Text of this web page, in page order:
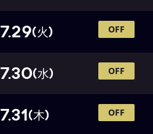
7.29(火) OFF
7.30(水) OFF
7.31(木) OFF